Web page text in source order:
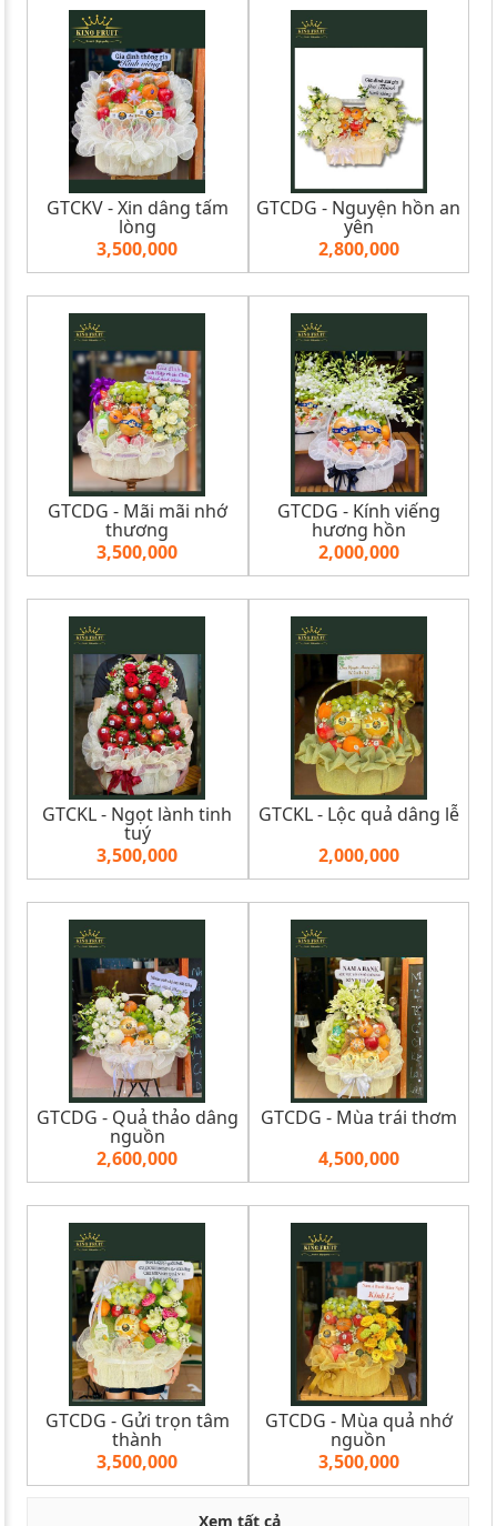
GTCKV - Xin dâng tấm
lòng
3,500,000
GTCDG - Nguyện hồn an
yên
2,800,000
GTCDG - Mãi mãi nhớ
thương
3,500,000
GTCDG - Kính viếng
hương hồn
2,000,000
GTCKL - Ngọt lành tinh
tuý
3,500,000
GTCKL - Lộc quả dâng lễ
2,000,000
GTCDG - Quả thảo dâng
nguồn
2,600,000
GTCDG - Mùa trái thơm
4,500,000
GTCDG - Gửi trọn tâm
thành
3,500,000
GTCDG - Mùa quả nhớ
nguồn
3,500,000
Xem tất cả